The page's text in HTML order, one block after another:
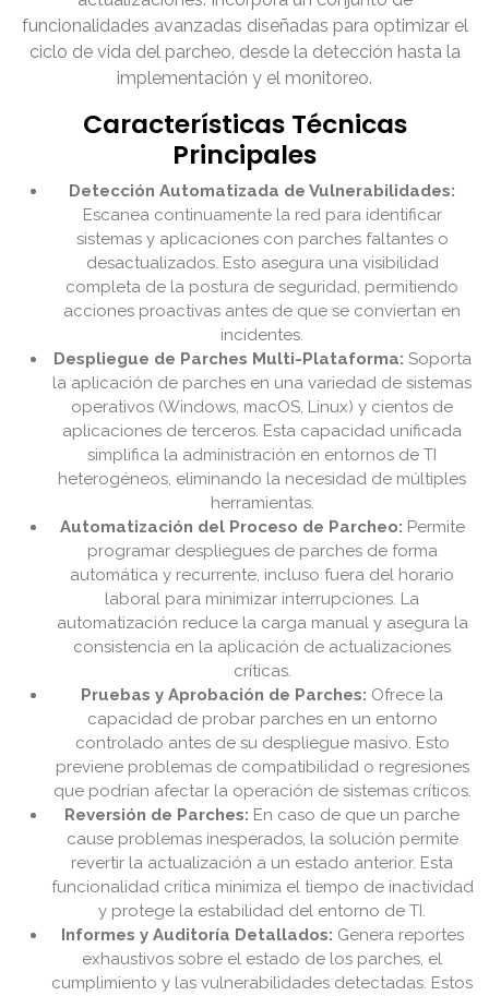
funcionalidades avanzadas diseñadas para optimizar el
ciclo de vida del parcheo, desde la detección hasta la
implementación y el monitoreo.
Características Técnicas
Principales
Detección Automatizada de Vulnerabilidades:
Escanea continuamente la red para identificar
sistemas y aplicaciones con parches faltantes o
desactualizados. Esto asegura una visibilidad
completa de la postura de seguridad, permitiendo
acciones proactivas antes de que se conviertan en
incidentes.
Despliegue de Parches Multi-Plataforma: Soporta
la aplicación de parches en una variedad de sistemas
operativos (Windows, macOS, Linux) y cientos de
aplicaciones de terceros. Esta capacidad unificada
simplifica la administración en entornos de TI
heterogéneos, eliminando la necesidad de múltiples
herramientas.
Automatización del Proceso de Parcheo: Permite
programar despliegues de parches de forma
automática y recurrente, incluso fuera del horario
laboral para minimizar interrupciones. La
automatización reduce la carga manual y asegura la
consistencia en la aplicación de actualizaciones
críticas.
Pruebas y Aprobación de Parches: Ofrece la
capacidad de probar parches en un entorno
controlado antes de su despliegue masivo. Esto
previene problemas de compatibilidad o regresiones
que podrían afectar la operación de sistemas críticos.
Reversión de Parches: En caso de que un parche
cause problemas inesperados, la solución permite
revertir la actualización a un estado anterior. Esta
funcionalidad crítica minimiza el tiempo de inactividad
y protege la estabilidad del entorno de TI.
Informes y Auditoría Detallados: Genera reportes
exhaustivos sobre el estado de los parches, el
cumplimiento y las vulnerabilidades detectadas. Estos